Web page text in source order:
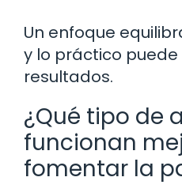
Un enfoque
y lo práctico
resultados.
¿Qué tipo de
funcionan
fomentar la